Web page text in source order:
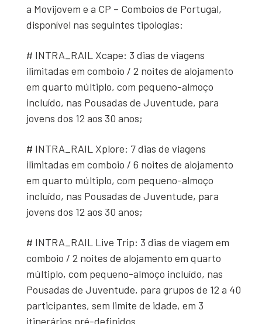
a Movijovem e a CP – Comboios de Portugal,
disponível nas seguintes tipologias:
# INTRA_RAIL Xcape: 3 dias de viagens
ilimitadas em comboio / 2 noites de alojamento
em quarto múltiplo, com pequeno-almoço
incluído, nas Pousadas de Juventude, para
jovens dos 12 aos 30 anos;
# INTRA_RAIL Xplore: 7 dias de viagens
ilimitadas em comboio / 6 noites de alojamento
em quarto múltiplo, com pequeno-almoço
incluído, nas Pousadas de Juventude, para
jovens dos 12 aos 30 anos;
# INTRA_RAIL Live Trip: 3 dias de viagem em
comboio / 2 noites de alojamento em quarto
múltiplo, com pequeno-almoço incluído, nas
Pousadas de Juventude, para grupos de 12 a 40
participantes, sem limite de idade, em 3
itinerários pré-definidos.